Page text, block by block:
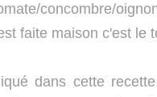
concombre/
faite maison c'est le
dans cette